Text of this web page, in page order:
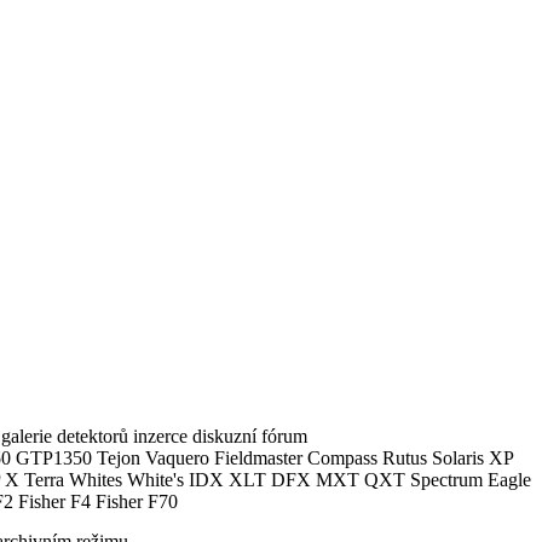
detektorů inzerce diskuzní fórum
Tejon Vaquero Fieldmaster Compass Rutus Solaris XP
Terra Whites White's IDX XLT DFX MXT QXT Spectrum Eagle
Fisher F4 Fisher F70